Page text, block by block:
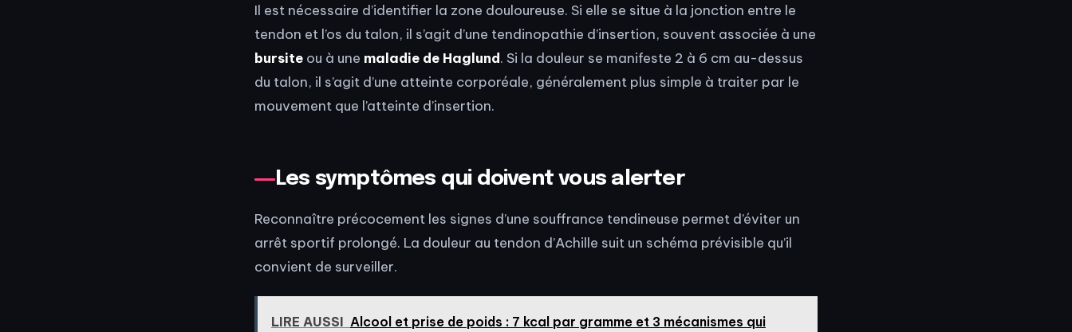
Il est nécessaire d’identifier la zone douloureuse. Si elle se situe à la jonction entre le
tendon et l’os du talon, il s’agit d’une tendinopathie d’insertion, souvent associée à une
bursite ou à une maladie de Haglund. Si la douleur se manifeste 2 à 6 cm au-dessus
du talon, il s’agit d’une atteinte corporéale, généralement plus simple à traiter par le
mouvement que l’atteinte d’insertion.
Les symptômes qui doivent vous alerter
Reconnaître précocement les signes d’une souffrance tendineuse permet d’éviter un
arrêt sportif prolongé. La douleur au tendon d’Achille suit un schéma prévisible qu’il
convient de surveiller.
LIRE AUSSI Alcool et prise de poids : 7 kcal par gramme et 3 mécanismes qui